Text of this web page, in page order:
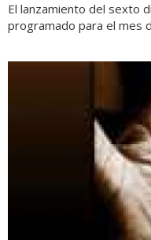
El lanzamiento del sexto
programado para el mes